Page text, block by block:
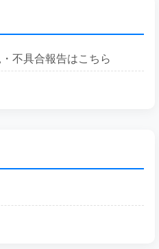
不具合報告はこちら